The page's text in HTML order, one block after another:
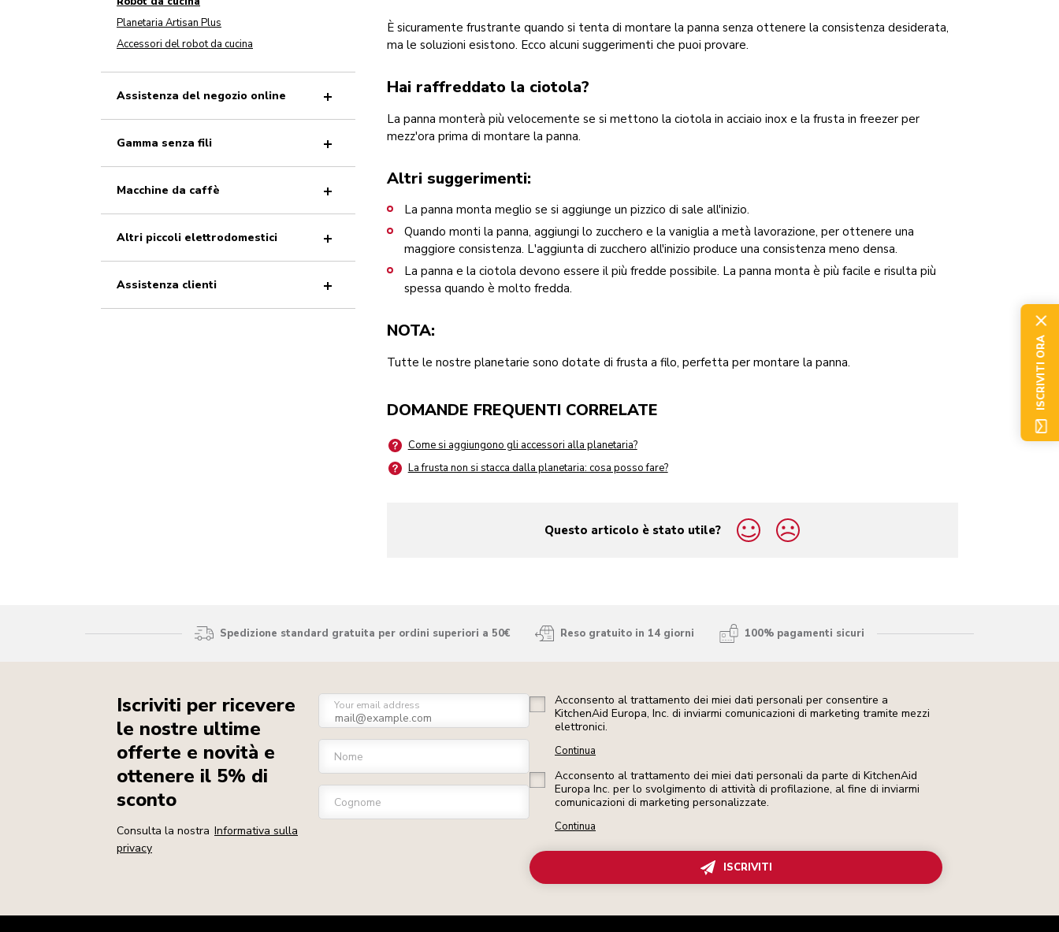
È sicuramente frustrante quando si tenta di montare la panna senza ottenere la consistenza desiderata,
ma le soluzioni esistono. Ecco alcuni suggerimenti che puoi provare.
Hai raffreddato la ciotola?
La panna monterà più velocemente se si mettono la ciotola in acciaio inox e la frusta in freezer per
mezz'ora prima di montare la panna.
Altri suggerimenti:
La panna monta meglio se si aggiunge un pizzico di sale all'inizio.
Quando monti la panna, aggiungi lo zucchero e la vaniglia a metà lavorazione, per ottenere una
maggiore consistenza. L'aggiunta di zucchero all'inizio produce una consistenza meno densa.
La panna e la ciotola devono essere il più fredde possibile. La panna monta è più facile e risulta più
spessa quando è molto fredda.
NOTA:
Tutte le nostre planetarie sono dotate di frusta a filo, perfetta per montare la panna.
DOMANDE FREQUENTI CORRELATE
Come si aggiungono gli accessori alla planetaria?
La frusta non si stacca dalla planetaria: cosa posso fare?
Questo articolo è stato utile?
yes
no
Planetaria Artisan Plus
Accessori del robot da cucina
Assistenza del negozio online
Gamma senza fili
Macchine da caffè
Altri piccoli elettrodomestici
Assistenza clienti
Spedizione standard gratuita per ordini superiori a 50€ Reso gratuito in 14 giorni 100% pagamenti sicuri
Iscriviti per ricevere
le nostre ultime
offerte e novità e
ottenere il 5% di
sconto
Consulta la nostra Informativa sulla
privacy
Your email address
Nome
Cognome
Acconsento al trattamento dei miei dati personali per consentire a
KitchenAid Europa, Inc. di inviarmi comunicazioni di marketing tramite mezzi
elettronici.
Continua
Acconsento al trattamento dei miei dati personali da parte di KitchenAid
Europa Inc. per lo svolgimento di attività di profilazione, al fine di inviarmi
comunicazioni di marketing personalizzate.
Continua
ISCRIVITI
ISCRIVITI ORA